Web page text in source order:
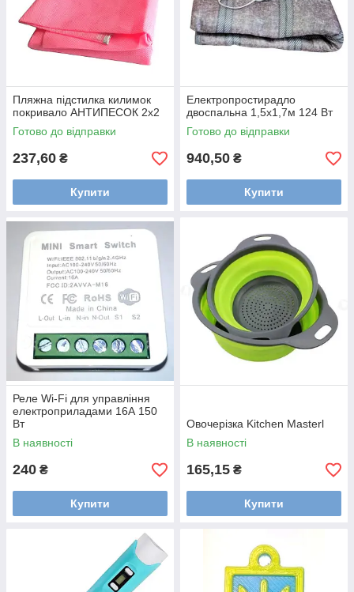
Пляжна підстилка килимок
покривало АНТИПЕСОК 2х2
Готово до відправки
237,60 ₴
Купити
Електропростирадло
двоспальна 1,5х1,7м 124 Вт
Готово до відправки
940,50 ₴
Купити
Реле Wi-Fi для управління
електроприладами 16А 150
Вт
В наявності
240 ₴
Купити
Овочерізка Kitchen Masterl
В наявності
165,15 ₴
Купити